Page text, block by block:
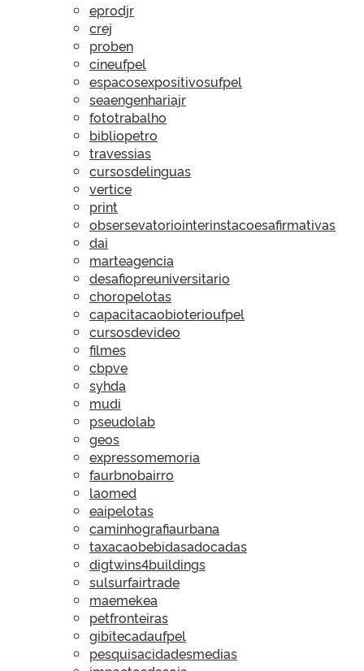
TELEFONES
eprodjr
crej
proben
cineufpel
espacosexpositivosufpel
seaengenhariajr
fototrabalho
bibliopetro
travessias
cursosdelinguas
vertice
print
obsersevatoriointerinstacoesafirmativas
dai
marteagencia
desafiopreuniversitario
choropelotas
capacitacaobioterioufpel
cursosdevideo
filmes
cbpve
syhda
mudi
pseudolab
geos
expressomemoria
faurbnobairro
laomed
eaipelotas
caminhografiaurbana
taxacaobebidasadocadas
digtwins4buildings
sulsurfairtrade
maemekea
petfronteiras
gibitecadaufpel
pesquisacidadesmedias